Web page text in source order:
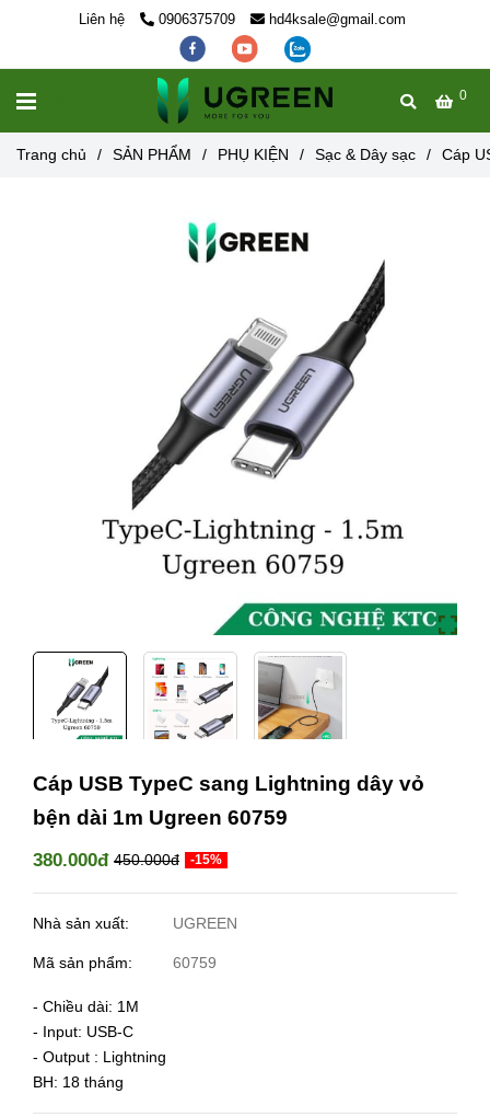
Liên hệ 0906375709 hd4ksale@gmail.com
0
Trang chủ / SẢN PHẨM / PHỤ KIỆN / Sạc & Dây sạc / Cáp
Cáp USB TypeC sang Lightning dây vỏ
bện dài 1m Ugreen 60759
380.000đ 450.000đ -15%
Nhà sản xuất: UGREEN
Mã sản phẩm: 60759
- Chiều dài: 1M
- Input: USB-C
- Output : Lightning
BH: 18 tháng